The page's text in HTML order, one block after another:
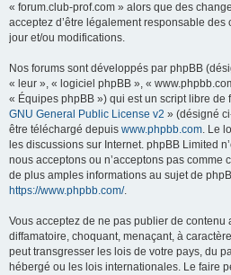
« forum.club-prof.com » alors que des
acceptez d’être légalement responsable
jour et/ou modifications.
Nos forums sont développés par phpBB
« leur », « logiciel phpBB », «
« Équipes phpBB ») qui est un script libre de
GNU General Public License v2 » (désigné
être téléchargé depuis www.phpbb.com. Le
les discussions sur Internet. phpBB Limited
nous acceptons ou n’acceptons pas comme
de plus amples informations au sujet de
https://www.phpbb.com/.
Vous acceptez de ne pas publier de contenu
diffamatoire, choquant, menaçant, à
peut transgresser les lois de votre pays, du
hébergé ou les lois internationales. Le faire